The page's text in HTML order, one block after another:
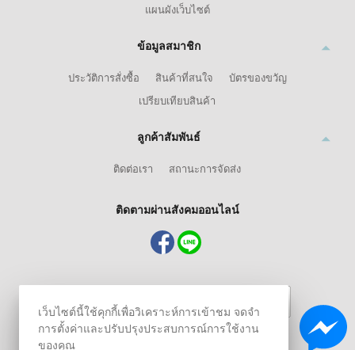
แผนผังเว็บไซต์
ข้อมูลสมาชิก
ประวัติการสั่งซื้อ สินค้าที่สนใจ
บัตรของขวัญ
เปรียบเทียบสินค้า
ลูกค้าสัมพันธ์
ติดต่อเรา สถานะการจัดส่ง
ติดตามผ่านสังคมออนไลน์
เว็บไซต์นี้ใช้คุกกี้เพื่อวิเคราะห์การเข้าชม จดจำ
การตั้งค่าและปรับปรุงประสบการณ์การใช้งาน
ของคุณ